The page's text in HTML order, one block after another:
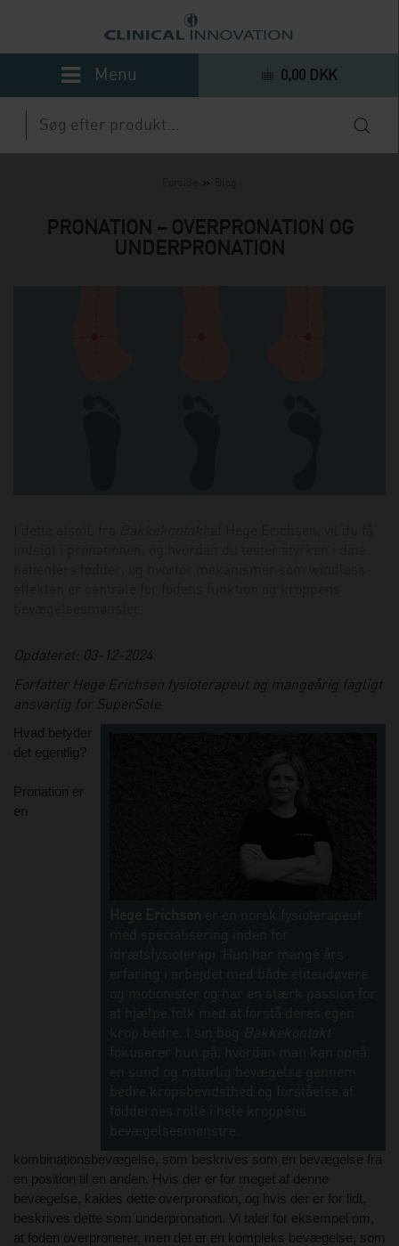
0,00 DKK
»
PRONATION – OVERPRONATION OG
UNDERPRONATION
Opdateret: 03-12-2024
Forfatter Hege Erichsen fysioterapeut og mangeårig fagligt
ansvarlig for SuperSole
Hvad betyder
det egentlig?
Pronation er
en
kombinationsbevægelse, som beskrives som en bevægelse fra
en position til en anden. Hvis der er for meget af denne
bevægelse, kaldes dette overpronation, og hvis der er for lidt,
beskrives dette som underpronation. Vi taler for eksempel om,
at foden overpronerer, men det er en kompleks bevægelse, som